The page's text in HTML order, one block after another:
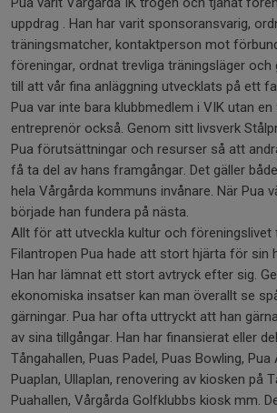
uppdrag . Han har varit sponsoransvarig,
träningsmatcher, kontaktperson mot
föreningar, ordnat trevliga träningsläger och
till att vår fina anläggning utvecklats på ett
Pua var inte bara klubbmedlem i VIK utan
entreprenör också. Genom sitt livsverk
Pua förutsättningar och resurser så att
få ta del av hans framgångar. Det gäller
hela Vårgårda kommuns invånare. När Pua
började han fundera på nästa.
Allt för att utveckla kultur och föreningslivet
Filantropen Pua hade att stort hjärta för sin
Han har lämnat ett stort avtryck efter sig.
ekonomiska insatser kan man överallt se
gärningar. Pua har ofta uttryckt att han
av sina tillgångar. Han har finansierat eller
Tångahallen, Puas Padel, Puas Bowling, Pua
Puaplan, Ullaplan, renovering av kiosken på
Puahallen, Vårgårda Golfklubbs kiosk mm.